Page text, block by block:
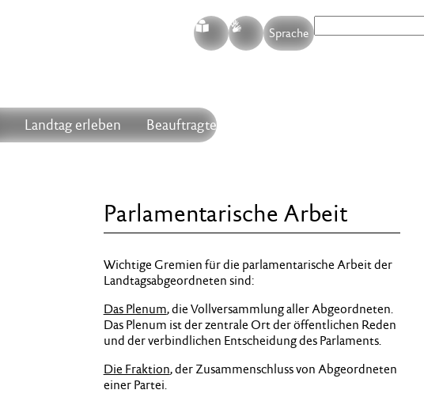
S G Sprache
Landtag erleben Beauftragte
Parlamentarische Arbeit
Wichtige Gremien für die parlamentarische Arbeit der
Landtagsabgeordneten sind:
Das Plenum, die Vollversammlung aller Abgeordneten.
Das Plenum ist der zentrale Ort der öffentlichen Reden
und der verbindlichen Entscheidung des Parlaments.
Die Fraktion, der Zusammenschluss von Abgeordneten
einer Partei.